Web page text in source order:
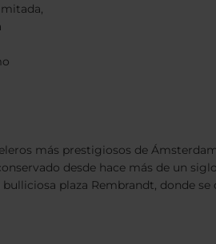
más prestigiosos de
desde hace más de un
plaza Rembrandt, donde